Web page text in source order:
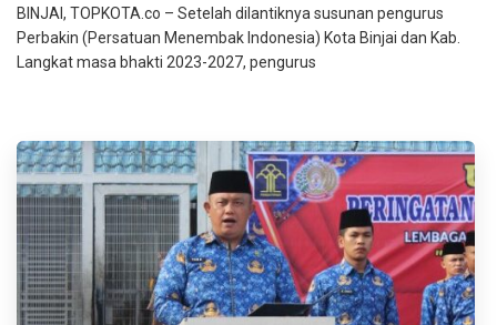
BINJAI, TOPKOTA.co – Setelah dilantiknya susunan pengurus
Perbakin (Persatuan Menembak Indonesia) Kota Binjai dan Kab.
Langkat masa bhakti 2023-2027, pengurus